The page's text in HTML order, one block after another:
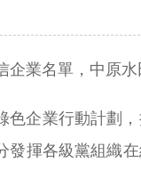
業名單，中原
企業行動計劃
揮各級黨組織